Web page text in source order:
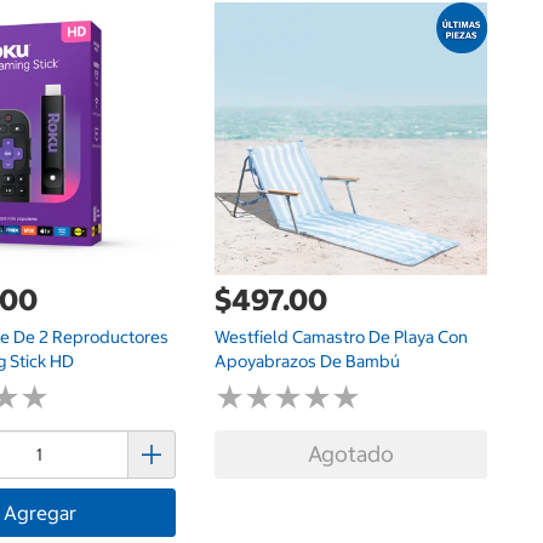
De 2 Reproductores
Stick HD
★
★
Agregar
$497.00
Westfield Camastro De Playa Con
Apoyabrazos De Bambú
★★★★★
★★★★★
Agotado